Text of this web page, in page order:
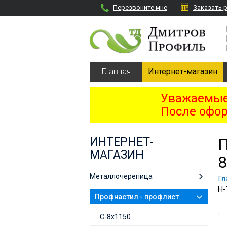
Перезвоните мне Заказать
Главная Интернет-магазин
После
ИНТЕРНЕТ-
МАГАЗИН
Металлочерепица
Профнастил - профлист
С-8х1150
Н-